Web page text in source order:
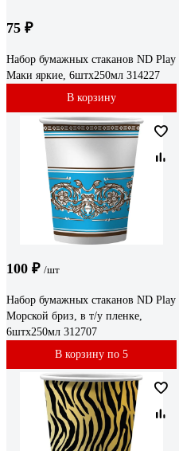
75 ₽
Набор бумажных стаканов ND Play
Маки яркие, 6штх250мл 314227
В корзину
100 ₽ /шт
Набор бумажных стаканов ND Play
Морской бриз, в т/у пленке,
6штх250мл 312707
В корзину по 5